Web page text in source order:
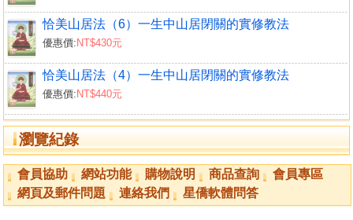
恰美山居法（6）一生中山居閉關的實修教法
優惠價: NT$430元
恰美山居法（4）一生中山居閉關的實修教法
優惠價: NT$440元
瀏覽紀錄
2002年堪布卡塔仁波切在美國紐澤西州大寶法王行宮講授之
內容。
不論是英文版或中文版的開示，《恰美山居法》的講解
都是第一次發行，本系列秉承堪布卡塔仁波切的願力，只要
對教法有信心的行者，都能夠讀到此開示與講解，就傳承法
教實修而言，這也深具意義。
■適合初學者
本系列所介紹的每個教導都是必要的，而且都有原因，
它的口訣不僅是密咒乘門、分別解脫乘門的教誡，其他各部
分教法的實修都集中在這裡，你必須知道這些細節以幫助你
實修，進而有能力去處理修法時所出現的問題。
會員協助 網站功能 購物說明 商品查詢
會員專區
網頁及郵件問題
連絡我們 星僑軟體問答